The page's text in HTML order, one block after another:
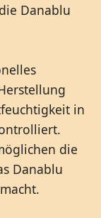
Danablu
in
die
Danablu